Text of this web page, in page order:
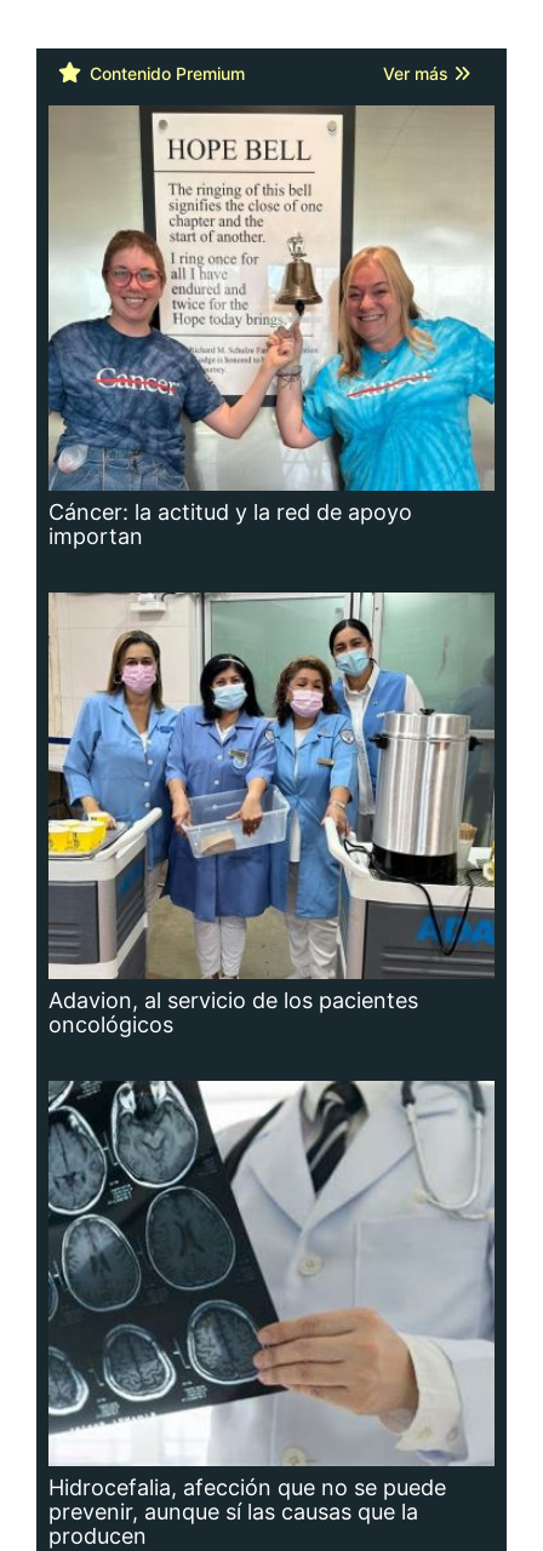
Contenido Premium Ver más
Cáncer: la actitud y la red de apoyo
importan
Adavion, al servicio de los pacientes
oncológicos
Hidrocefalia, afección que no se puede
prevenir, aunque sí las causas que la
producen